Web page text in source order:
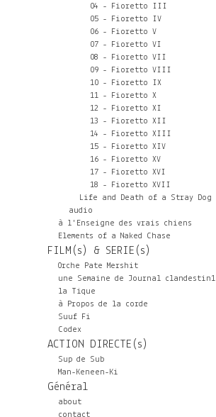
04 - Fioretto III
05 - Fioretto IV
06 - Fioretto V
07 - Fioretto VI
08 - Fioretto VII
09 - Fioretto VIII
10 - Fioretto IX
11 - Fioretto X
12 - Fioretto XI
13 - Fioretto XII
14 - Fioretto XIII
15 - Fioretto XIV
16 - Fioretto XV
17 - Fioretto XVI
18 - Fioretto XVII
Life and Death of a Stray Dog
audio
à l'Enseigne des vrais chiens
Elements of a Naked Chase
FILM(s) & SERIE(s)
Orche Pate Mershit
une Semaine de Journal clandestin1
la Tique
à Propos de la corde
Suuf Fi
Codex
ACTION DIRECTE(s)
Sup de Sub
Man-Keneen-Ki
Général
about
contact